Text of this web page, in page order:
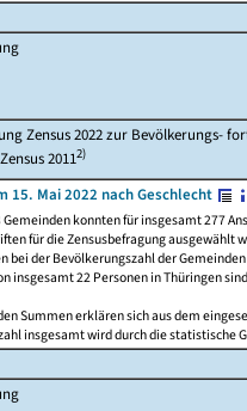
Zensus 2022 zur Bevölkerungs-
20112)
15. Mai 2022 nach Geschlecht
Gemeinden konnten für insgesamt 277
für die Zensusbefragung ausgewählt
bei der Bevölkerungszahl der
insgesamt 22 Personen in Thüringen
Summen erklären sich aus dem
insgesamt wird durch die statistische